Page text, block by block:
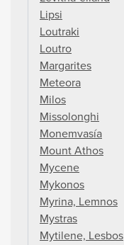
Lipsi
Loutraki
Loutro
Margarites
Meteora
Milos
Missolonghi
Monemvasía
Mount Athos
Mycene
Mykonos
Myrina, Lemnos
Mystras
Mytilene, Lesbos